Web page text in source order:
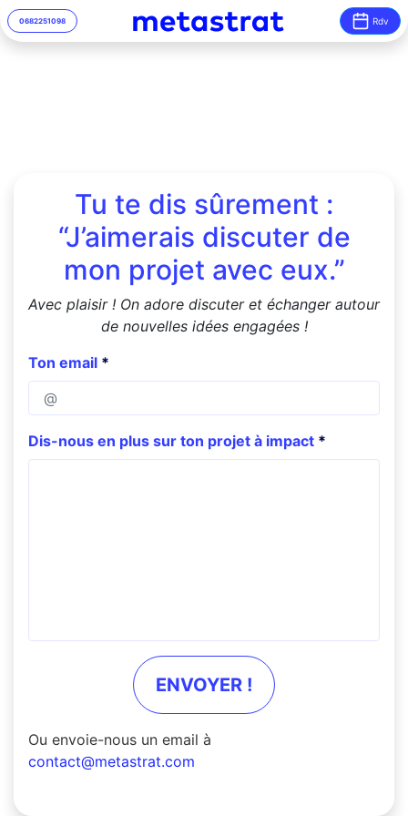
0682251098 Rdv
Tu te dis sûrement :
“J’aimerais discuter de
mon projet avec eux.”
Avec plaisir ! On adore discuter et échanger autour
de nouvelles idées engagées !
Ton email
Dis-nous en plus sur ton projet à impact
ENVOYER !
Ou envoie-nous un email à
contact@metastrat.com